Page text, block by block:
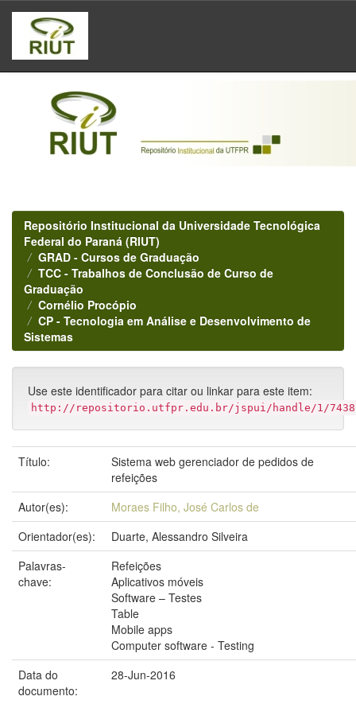
Skip
navigation
Repositório Institucional da Universidade Tecnológica
Federal do Paraná (RIUT)
GRAD - Cursos de Graduação
TCC - Trabalhos de Conclusão de Curso de
Graduação
Cornélio Procópio
CP - Tecnologia em Análise e Desenvolvimento de
Sistemas
Use este identificador para citar ou linkar para este item:
http://repositorio.utfpr.edu.br/jspui/handle/1/7438
Título:
Sistema web gerenciador de pedidos de
refeições
Autor(es):
Moraes Filho, José Carlos de
Orientador(es):
Duarte, Alessandro Silveira
Palavras-
chave:
Refeições
Aplicativos móveis
Software – Testes
Table
Mobile apps
Computer software - Testing
Data do
documento:
28-Jun-2016